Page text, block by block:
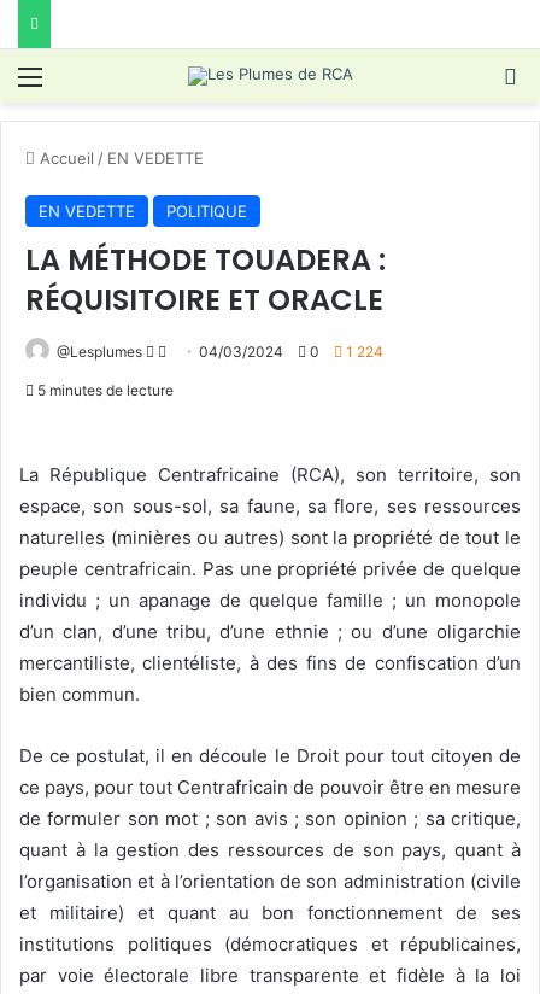
Menu
Accueil / EN VEDETTE
EN VEDETTE POLITIQUE
LA MÉTHODE TOUADERA :
RÉQUISITOIRE ET ORACLE
@Lesplumes
Follow
Envoyer04/03/2024 0 1 224
5 minutes de lecture
La République Centrafricaine (RCA), son territoire, son
espace, son sous-sol, sa faune, sa flore, ses ressources
naturelles (minières ou autres) sont la propriété de tout le
peuple centrafricain. Pas une propriété privée de quelque
individu ; un apanage de quelque famille ; un monopole
d’un clan, d’une tribu, d’une ethnie ; ou d’une oligarchie
mercantiliste, clientéliste, à des fins de confiscation d’un
bien commun.
De ce postulat, il en découle le Droit pour tout citoyen de
ce pays, pour tout Centrafricain de pouvoir être en mesure
de formuler son mot ; son avis ; son opinion ; sa critique,
quant à la gestion des ressources de son pays, quant à
l’organisation et à l’orientation de son administration (civile
et militaire) et quant au bon fonctionnement de ses
institutions politiques (démocratiques et républicaines,
par voie électorale libre transparente et fidèle à la loi